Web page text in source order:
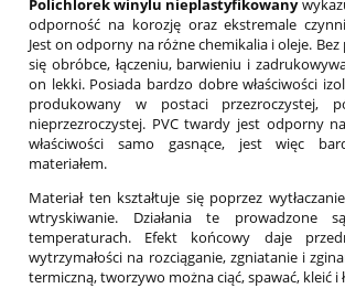
Polichlorek winylu nieplastyfikowany
odporność na korozję oraz ekstremale
Jest on odporny na różne chemikalia i oleje.
się obróbce, łączeniu, barwieniu i
on lekki. Posiada bardzo dobre właściwości
produkowany w postaci przezroczystej,
nieprzezroczystej. PVC twardy jest odporny
właściwości samo gasnące, jest więc
materiałem.
Materiał ten kształtuje się poprzez
wtryskiwanie. Działania te prowadzone
temperaturach. Efekt końcowy daje
wytrzymałości na rozciąganie, zgniatanie i
termiczną, tworzywo można ciąć, spawać, kleić i